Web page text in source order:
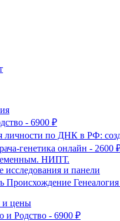
- 6900 ₽
по ДНК в РФ:
генетика онлайн - 2600
НИПТ.
и панели
Происхождение
и цены
и Родство - 6900 ₽